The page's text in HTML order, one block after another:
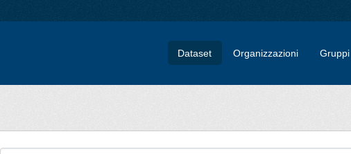
Dataset Organizzazioni Gruppi